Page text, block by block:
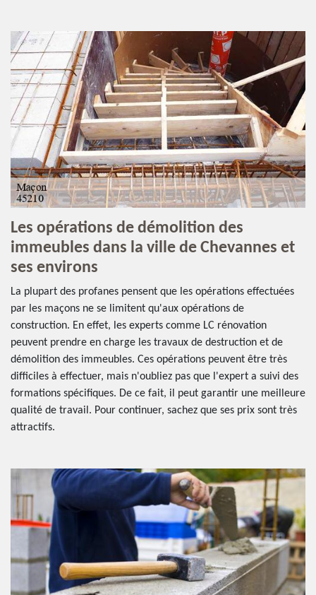
Les opérations de démolition des
immeubles dans la ville de Chevannes et
ses environs
La plupart des profanes pensent que les opérations effectuées
par les maçons ne se limitent qu'aux opérations de
construction. En effet, les experts comme LC rénovation
peuvent prendre en charge les travaux de destruction et de
démolition des immeubles. Ces opérations peuvent être très
difficiles à effectuer, mais n'oubliez pas que l'expert a suivi des
formations spécifiques. De ce fait, il peut garantir une meilleure
qualité de travail. Pour continuer, sachez que ses prix sont très
attractifs.